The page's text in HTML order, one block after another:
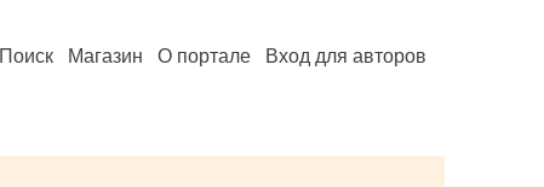
Поиск Магазин О портале Вход для авторов